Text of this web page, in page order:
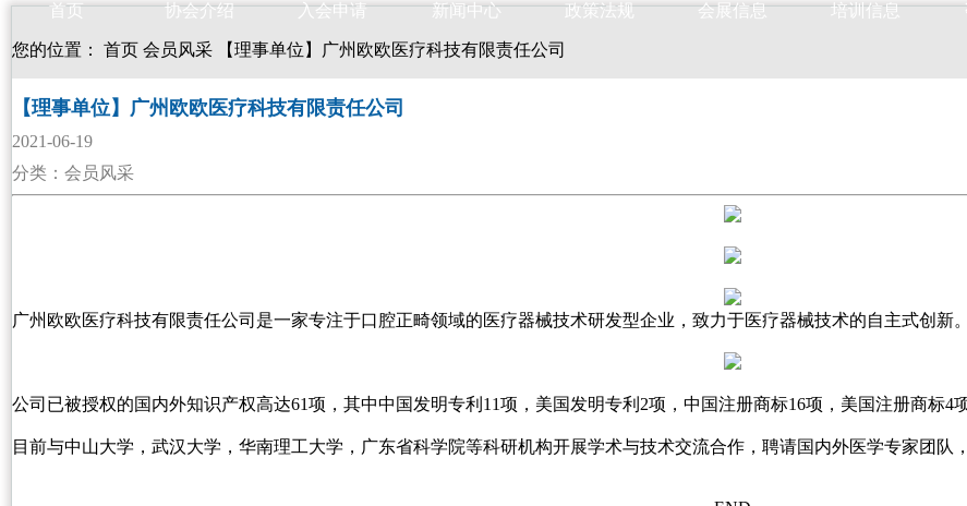
首页 协会介绍 入会申请 新闻中心 政策法规 会展信息 培训信息
您的位置： 首页 会员风采 【理事单位】广州欧欧医疗科技有限责任公司
【理事单位】广州欧欧医疗科技有限责任公司
2021-06-19
分类：会员风采
广州欧欧医疗科技有限责任公司是一家专注于口腔正畸领域的医疗器械技术研发型企业，致力于医疗器械技术的自主式创新。
公司已被授权的国内外知识产权高达61项，其中中国发明专利11项，美国发明专利2项，中国注册商标16项，美国注册商标4
目前与中山大学，武汉大学，华南理工大学，广东省科学院等科研机构开展学术与技术交流合作，聘请国内外医学专家团队